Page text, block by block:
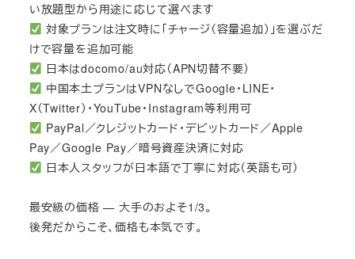
い放題型から用途に応じて選べます
対象プランは注文時に「チャージ（容量追加）」を選ぶだ
けで容量を追加可能
日本はdocomo/au対応（APN切替不要）
中国本土プランはVPNなしでGoogle・LINE・
X（Twitter）・YouTube・Instagram等利用可
PayPal／クレジットカード・デビットカード／Apple
Pay／Google Pay／暗号資産決済に対応
日本人スタッフが日本語で丁寧に対応（英語も可）
最安級の価格 — 大手のおよそ1/3。
後発だからこそ、価格も本気です。